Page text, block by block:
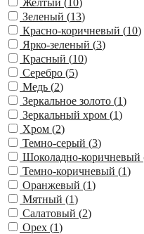
Желтый ( 10)
Зеленый (13)
Красно-коричневый (10)
Ярко-зеленый (3)
Красный (10)
Серебро (5)
Медь (2)
Зеркальное золото (1)
Зеркальный хром (1)
Хром (2)
Темно-серый (3)
Шоколадно-коричневый
Темно-коричневый (1)
Оранжевый (1)
Мятный (1)
Салатовый (2)
Орех (1)